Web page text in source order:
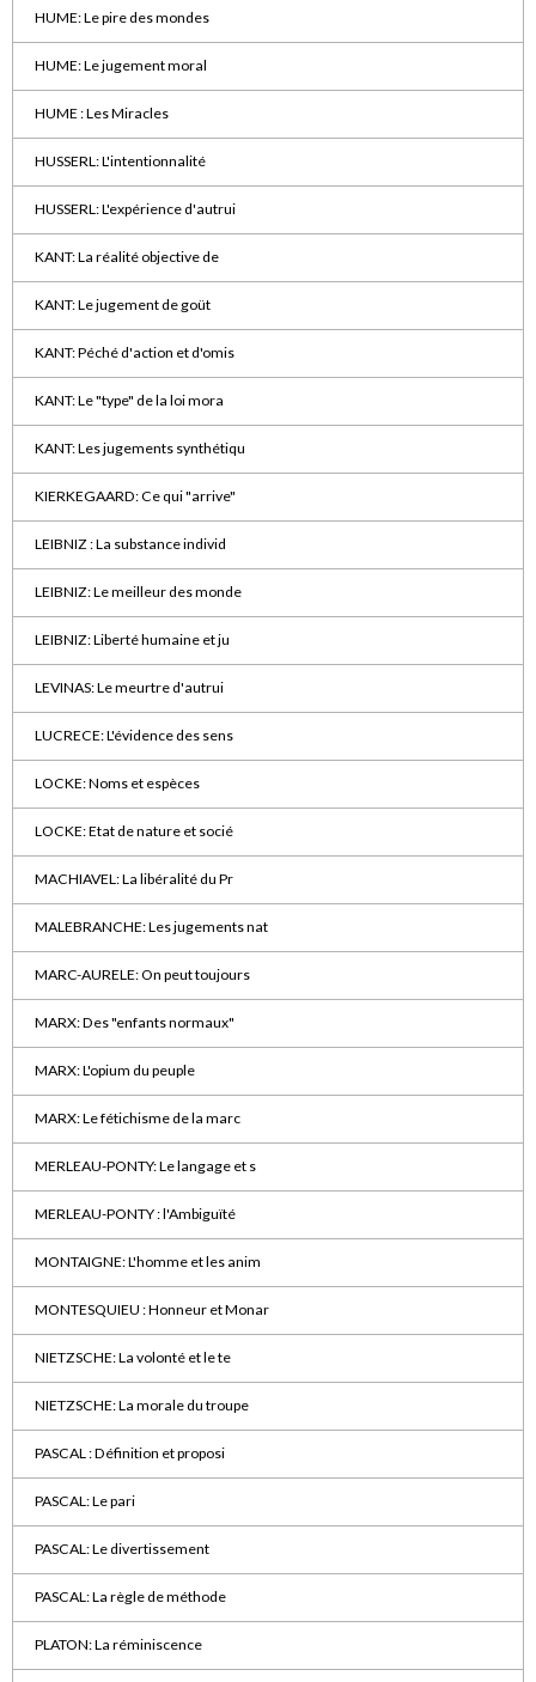
HUME: Le pire des mondes
HUME: Le jugement moral
HUME : Les Miracles
HUSSERL: L'intentionnalité
HUSSERL: L'expérience d'autrui
KANT: La réalité objective de
KANT: Le jugement de goüt
KANT: Péché d'action et d'omis
KANT: Le "type" de la loi mora
KANT: Les jugements synthétiqu
KIERKEGAARD: Ce qui "arrive"
LEIBNIZ : La substance individ
LEIBNIZ: Le meilleur des monde
LEIBNIZ: Liberté humaine et ju
LEVINAS: Le meurtre d'autrui
LUCRECE: L'évidence des sens
LOCKE: Noms et espèces
LOCKE: Etat de nature et socié
MACHIAVEL: La libéralité du Pr
MALEBRANCHE: Les jugements nat
MARC-AURELE: On peut toujours
MARX: Des "enfants normaux"
MARX: L'opium du peuple
MARX: Le fétichisme de la marc
MERLEAU-PONTY: Le langage et s
MERLEAU-PONTY : l'Ambiguïté
MONTAIGNE: L'homme et les anim
MONTESQUIEU : Honneur et Monar
NIETZSCHE: La volonté et le te
NIETZSCHE: La morale du troupe
PASCAL : Définition et proposi
PASCAL: Le pari
PASCAL: Le divertissement
PASCAL: La règle de méthode
PLATON: La réminiscence